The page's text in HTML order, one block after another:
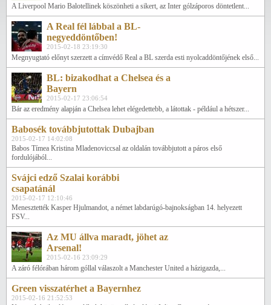
A Liverpool Mario Balotellinek köszönheti a sikert, az Inter gólzáporos döntetlent...
A Real fél lábbal a BL-
negyeddöntőben!
2015-02-18 23:19:30
Megnyugtató előnyt szerzett a címvédő Real a BL szerda esti nyolcaddöntőjének első...
BL: bizakodhat a Chelsea és a
Bayern
2015-02-17 23:06:54
Bár az eredmény alapján a Chelsea lehet elégedettebb, a látottak - például a hétszer...
Babosék továbbjutottak Dubajban
2015-02-17 14:02:08
Babos Tímea Kristina Mladenoviccsal az oldalán továbbjutott a páros első
fordulójából...
Svájci edző Szalai korábbi
csapatánál
2015-02-17 12:10:46
Menesztették Kasper Hjulmandot, a német labdarúgó-bajnokságban 14. helyezett
FSV...
Az MU állva maradt, jöhet az
Arsenal!
2015-02-16 23:09:29
A záró félórában három góllal válaszolt a Manchester United a házigazda,...
Green visszatérhet a Bayernhez
2015-02-16 21:52:53